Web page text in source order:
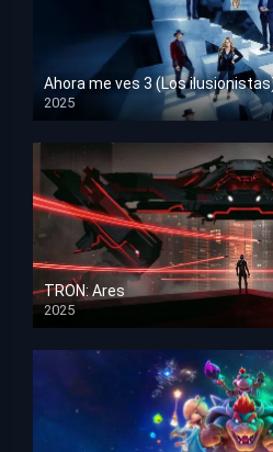
Ahora me ves 3 (Los
2025
HD 1080p
TRON: Ares
2025
HD 1080p